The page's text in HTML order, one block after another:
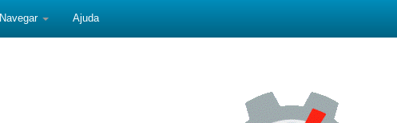
Navegar Ajuda